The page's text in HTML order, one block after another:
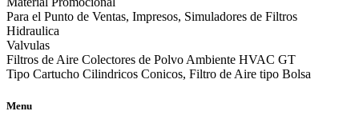
Para el Punto de Ventas, Impresos, Simuladores de Filtros
Hidraulica
Valvulas
Filtros de Aire Colectores de Polvo Ambiente HVAC GT
Tipo Cartucho Cilindricos Conicos, Filtro de Aire tipo Bolsa
Menu